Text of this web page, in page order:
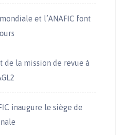
et l’ANAFIC font
de la mission de revue à
inaugure le siège de